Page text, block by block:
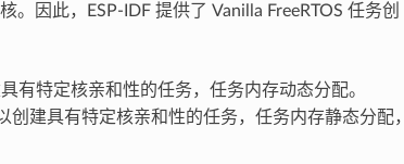
因此，ESP-IDF 提供了 Vanilla FreeRTOS 任务创
有特定核亲和性的任务，任务内存动态分配。
创建具有特定核亲和性的任务，任务内存静态分配，